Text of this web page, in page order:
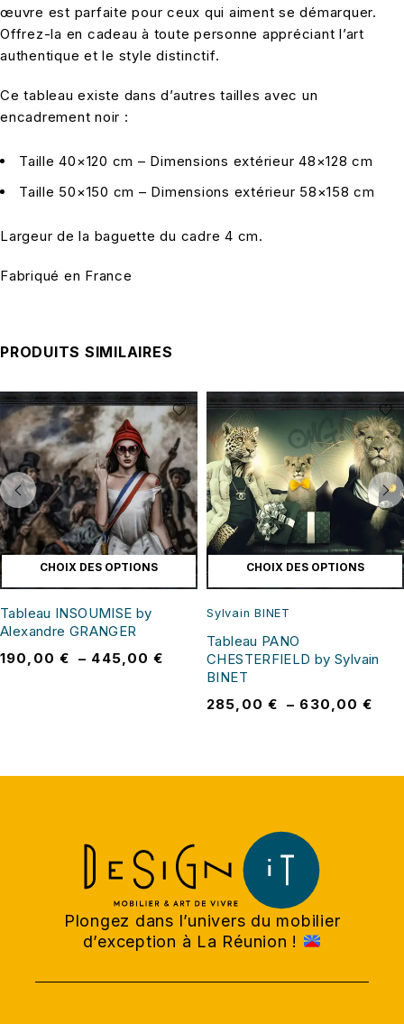
œuvre est parfaite pour ceux qui aiment se démarquer.
Offrez-la en cadeau à toute personne appréciant l’art
authentique et le style distinctif.
Ce tableau existe dans d’autres tailles avec un
encadrement noir :
Taille 40×120 cm – Dimensions extérieur 48×128 cm
Taille 50×150 cm – Dimensions extérieur 58×158 cm
Largeur de la baguette du cadre 4 cm.
Fabriqué en France
PRODUITS SIMILAIRES
CHOIX DES OPTIONS
Tableau INSOUMISE by
Alexandre GRANGER
190,00 € – 445,00€
CHOIX DES OPTIONS
Sylvain BINET
Tableau PANO
CHESTERFIELD by Sylvain
BINET
285,00 € – 630,00€
Plongez dans l’univers du mobilier
d’exception à La Réunion !